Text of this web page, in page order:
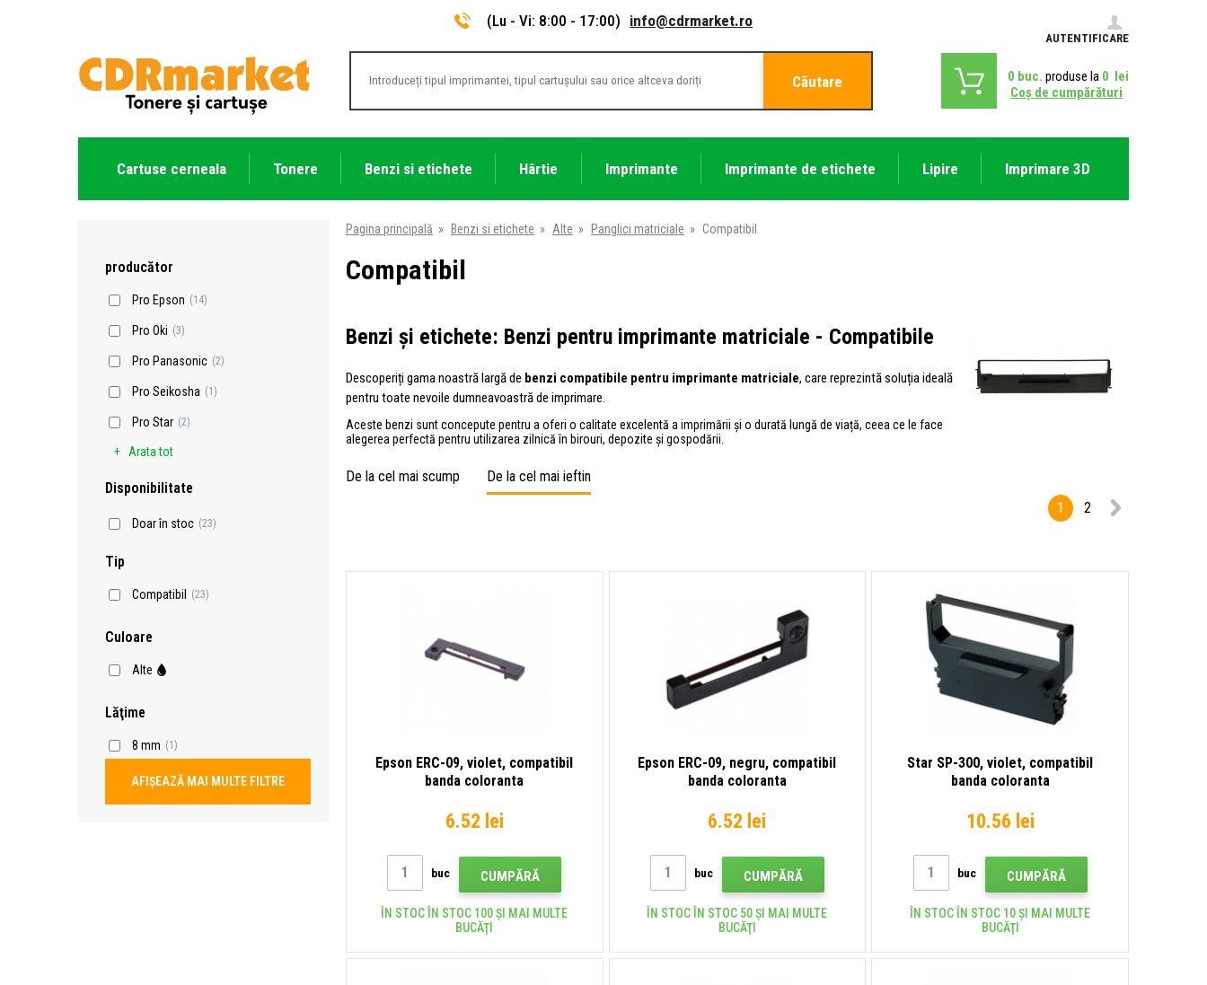
(Lu - Vi: 8:00 - 17:00) info@cdrmarket.ro
AUTENTIFICARE
Căutare 0 buc. produse la 0 lei
Coş de cumpărături
Cartuse cerneala Tonere Benzi si etichete Hârtie Imprimante Imprimante de etichete Lipire Imprimare 3D
producător
Pro Epson (14)
Pro Oki (3)
Pro Panasonic (2)
Pro Seikosha (1)
Pro Star (2)
Arata tot
Disponibilitate
Doar în stoc (23)
Tip
Compatibil (23)
Culoare
Alte
Lăţime
8 mm (1)
AFIȘEAZĂ MAI MULTE FILTRE
Pagina principală » Benzi si etichete » Alte » Panglici matriciale » Compatibil
Compatibil
Benzi și etichete: Benzi pentru imprimante matriciale - Compatibile
Descoperiți gama noastră largă de benzi compatibile pentru imprimante matriciale, care reprezintă soluția ideală
pentru toate nevoile dumneavoastră de imprimare.
Aceste benzi sunt concepute pentru a oferi o calitate excelentă a imprimării și o durată lungă de viață, ceea ce le face
alegerea perfectă pentru utilizarea zilnică în birouri, depozite și gospodării.
De la cel mai scump
De la cel mai ieftin
1
2
Epson ERC-09, violet, compatibil
banda coloranta
6.52 lei
buc CUMPĂRĂ
ÎN STOC ÎN STOC 100 ȘI MAI MULTE
BUCĂŢI
Epson ERC-09, negru, compatibil
banda coloranta
6.52 lei
buc CUMPĂRĂ
ÎN STOC ÎN STOC 50 ȘI MAI MULTE
BUCĂŢI
Star SP-300, violet, compatibil
banda coloranta
10.56 lei
buc CUMPĂRĂ
ÎN STOC ÎN STOC 10 ȘI MAI MULTE
BUCĂŢI